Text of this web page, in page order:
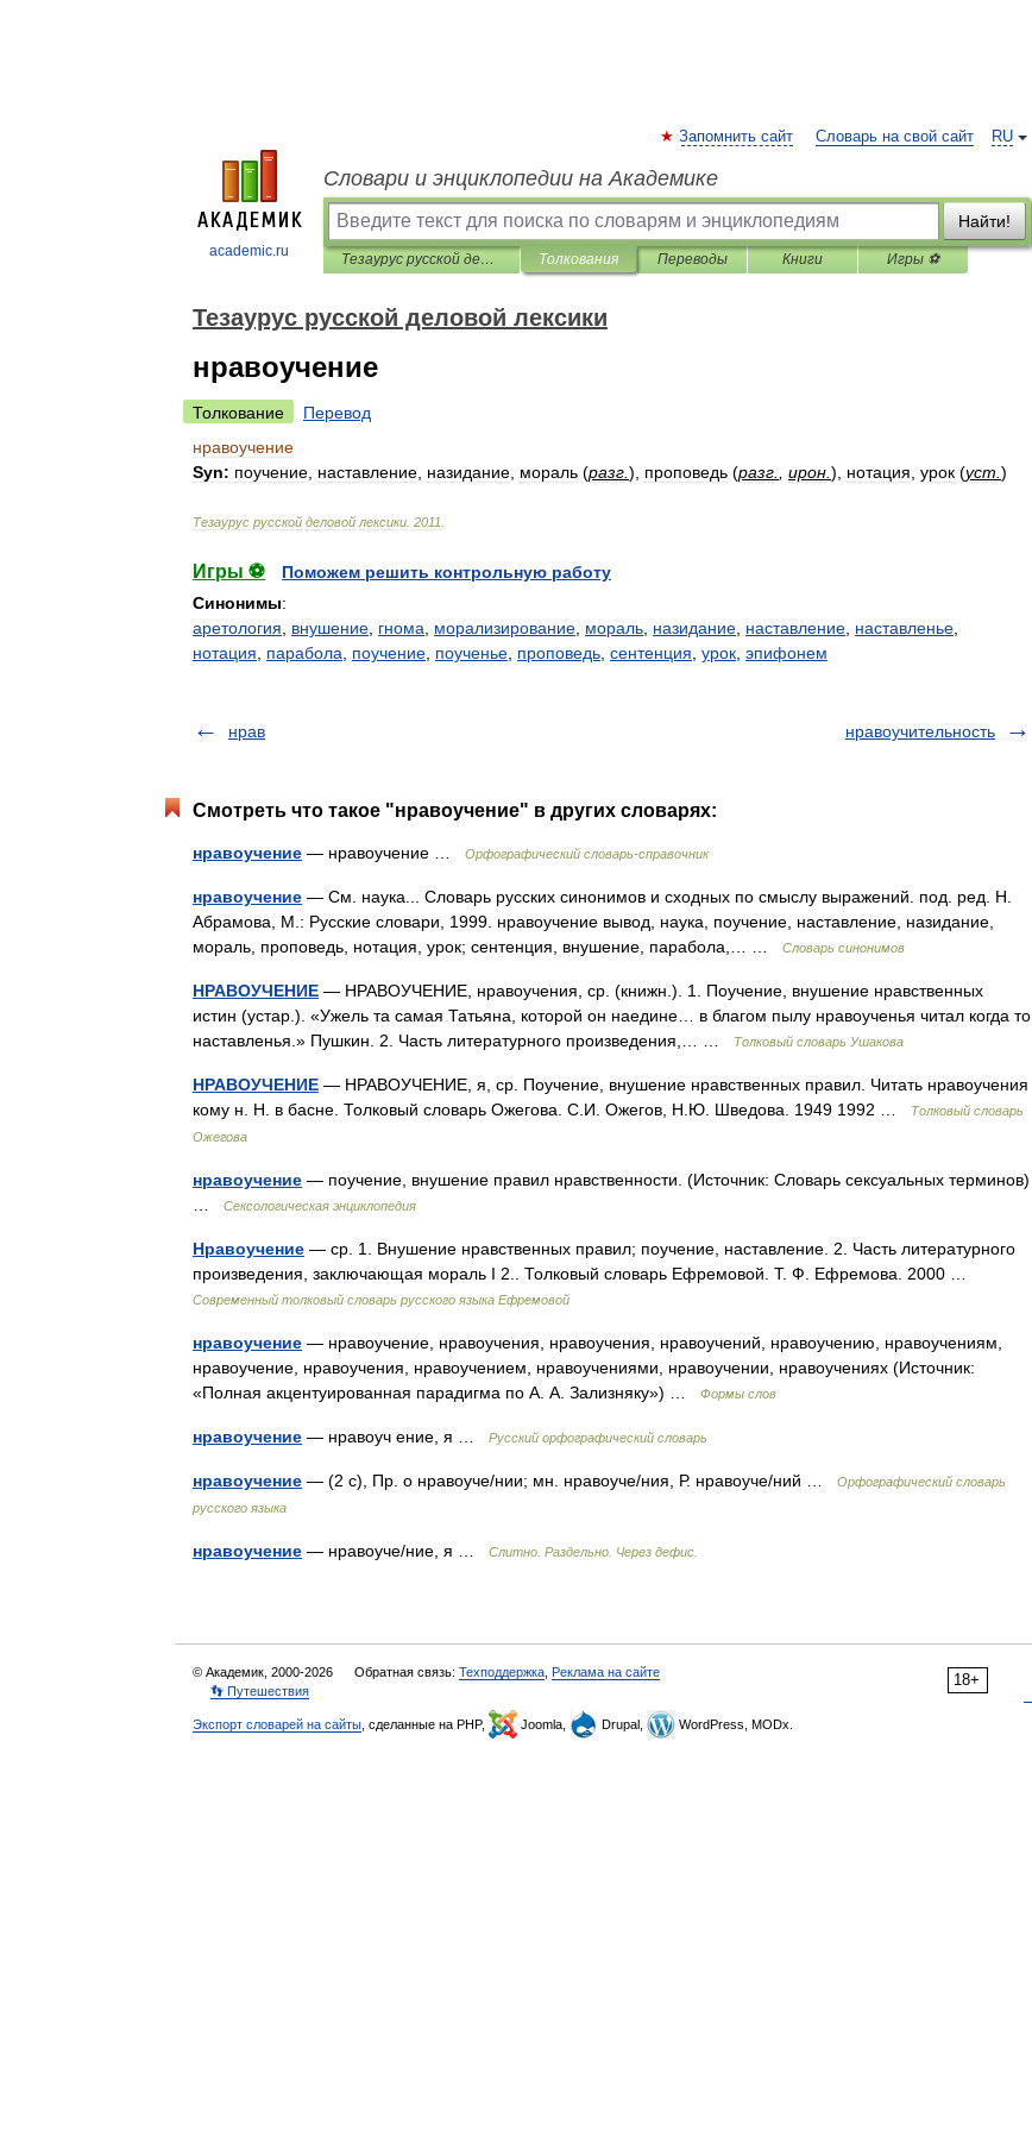
academic.ru
RU
Запомнить сайт Словарь на свой сайт
Словари и энциклопедии на Академике
Найти!
Тезаурус русской деловой лексики Толкования Переводы Книги Игры ⚽
Тезаурус русской деловой лексики
нравоучение
Толкование
Перевод
нравоучение
Syn: поучение наставление назидание мораль (разг ), проповедь (разг ирон ), нотация урок (уст )
Тезаурус русской деловой лексики 2011
Игры ⚽
Поможем решить контрольную работу
Синонимы:
аретология
внушение гнома морализирование мораль назидание наставление наставленье
нотация
парабола поучение поученье проповедь сентенция урок эпифонем
нрав нравоучительность
Смотреть что такое "нравоучение" в других словарях:
нравоучение — нравоучение … Орфографический словарь-справочник
нравоучение — См. наука... Словарь русских синонимов и сходных по смыслу выражений. под. ред. Н.
Абрамова, М.: Русские словари, 1999. нравоучение вывод, наука, поучение, наставление, назидание,
мораль, проповедь, нотация, урок; сентенция, внушение, парабола,… …
Словарь синонимов
НРАВОУЧЕНИЕ — НРАВОУЧЕНИЕ, нравоучения, ср. (книжн.). 1. Поучение, внушение нравственных
истин (устар.). «Ужель та самая Татьяна, которой он наедине… в благом пылу нравоученья читал когда то
наставленья.» Пушкин. 2. Часть литературного произведения,… …
Толковый словарь Ушакова
НРАВОУЧЕНИЕ — НРАВОУЧЕНИЕ, я, ср. Поучение, внушение нравственных правил. Читать нравоучения
кому н. Н. в басне. Толковый словарь Ожегова. С.И. Ожегов, Н.Ю. Шведова. 1949 1992 …
Толковый словарь
Ожегова
нравоучение — поучение, внушение правил нравственности. (Источник: Словарь сексуальных терминов)
Сексологическая энциклопедия
Нравоучение — ср. 1. Внушение нравственных правил; поучение, наставление. 2. Часть литературного
произведения, заключающая мораль I 2.. Толковый словарь Ефремовой. Т. Ф. Ефремова. 2000 …
Современный толковый словарь русского языка Ефремовой
нравоучение — нравоучение, нравоучения, нравоучения, нравоучений, нравоучению, нравоучениям,
нравоучение, нравоучения, нравоучением, нравоучениями, нравоучении, нравоучениях (Источник:
«Полная акцентуированная парадигма по А. А. Зализняку») …
Формы слов
нравоучение — нравоуч ение, я … Русский орфографический словарь
нравоучение — (2 с), Пр. о нравоуче/нии; мн. нравоуче/ния, Р. нравоуче/ний …
Орфографический словарь
русского языка
нравоучение — нравоуче/ние, я … Слитно. Раздельно. Через дефис.
18+
© Академик, 2000-2026 Обратная связь: Техподдержка Реклама на сайте
👣 Путешествия
Экспорт словарей на сайты , сделанные на PHP, Joomla, Drupal, WordPress, MODx.